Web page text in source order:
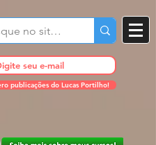
publicações do Lucas Portilho!